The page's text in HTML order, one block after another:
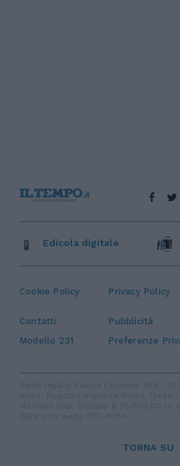
Cookie Policy Privacy Policy
Contatti Pubblicità
Modello 231
Preferenze
Edicola digitale
TORNA SU